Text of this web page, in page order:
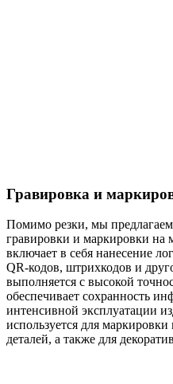
Гравировка и
Помимо резки, мы
гравировки и маркировки на
включает в себя нанесение
QR-кодов, штрихкодов и
выполняется с высокой
обеспечивает сохранность
интенсивной эксплуатации
используется для
деталей, а также для